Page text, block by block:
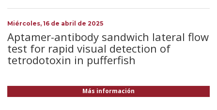
Miércoles, 16 de abril de 2025
Aptamer-antibody sandwich lateral flow
test for rapid visual detection of
tetrodotoxin in pufferfish
Más información